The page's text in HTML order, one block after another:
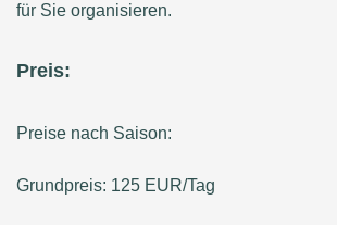
für Sie organisieren.
Preis:
Preise nach Saison:
Grundpreis: 125 EUR/Tag